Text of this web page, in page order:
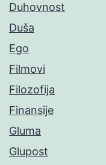
Duhovnost
Duša
Ego
Filmovi
Filozofija
Finansije
Gluma
Glupost